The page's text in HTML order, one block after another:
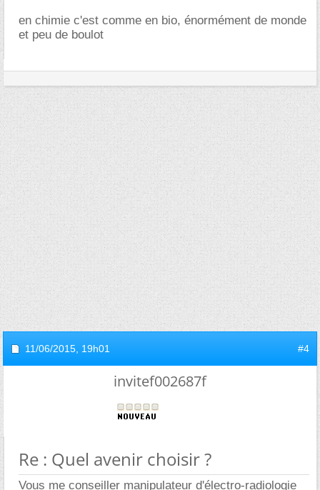
en chimie c'est comme en bio, énormément de monde
et peu de boulot
11/06/2015, 19h01 #4
invitef002687f
Re : Quel avenir choisir ?
Vous me conseiller manipulateur d'électro-radiologie